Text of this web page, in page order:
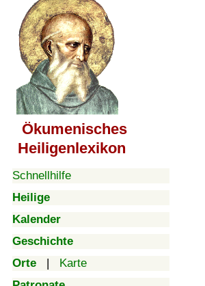
Ökumenisches
Heiligenlexikon
Schnellhilfe
Heilige
Kalender
Geschichte
Orte | Karte